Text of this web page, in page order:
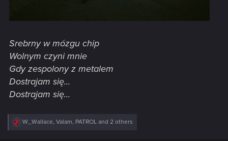
Srebrny w mózgu chip
Wolnym czyni mnie
Gdy zespolony z metalem
Dostrajam się...
Dostrajam się...
R
W_Wallace, Valam, PATROL and 2 others